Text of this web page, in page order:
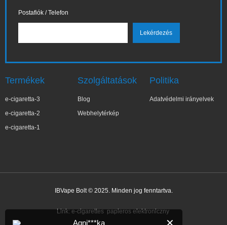
Postafiók / Telefon
Termékek
e-cigaretta-3
e-cigaretta-2
e-cigaretta-1
Szolgáltatások
Blog
Webhelytérkép
Politika
Adatvédelmi irányelvek
IBVape Bolt © 2025. Minden jog fenntartva.
Link: e-cigarettes papieros elektroniczny
Agni***ka